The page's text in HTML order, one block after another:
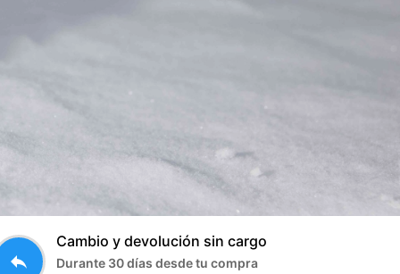
reply
Cambio y devolución sin cargo
Durante 30 días desde tu compra